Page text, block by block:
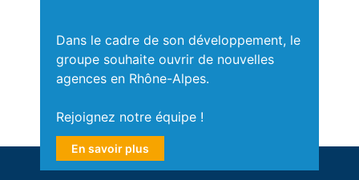
Dans le cadre de son développement, le
groupe souhaite ouvrir de nouvelles
agences en Rhône-Alpes.
Rejoignez notre équipe !
En savoir plus